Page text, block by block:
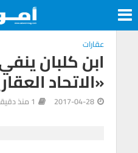
عقارات
ابن كلبان
«الاتحاد
2017-04-28 1 منذ دقيقة